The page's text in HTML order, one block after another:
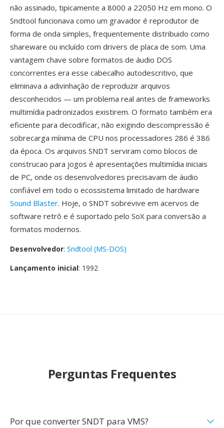
não assinado, tipicamente a 8000 a 22050 Hz em mono. O
Sndtool funcionava como um gravador é reprodutor de
forma de onda simples, frequentemente distribuido como
shareware ou incluído com drivers de placa de som. Uma
vantagem chave sobre formatos de áudio DOS
concorrentes era esse cabecalho autodescritivo, que
eliminava a adivinhação de reproduzir arquivos
desconhecidos — um problema real antes de frameworks
multimídia padronizados existirem. O formato também era
eficiente para decodificar, não exigindo descompressão é
sobrecarga mínima de CPU nos processadores 286 é 386
da época. Os arquivos SNDT serviram como blocos de
construcao para jogos é apresentações multimídia iniciais
de PC, onde os desenvolvedores precisavam de áudio
confiável em todo o ecossistema limitado de hardware
Sound Blaster. Hoje, o SNDT sobrevive em acervos de
software retrô e é suportado pelo SoX para conversão a
formatos modernos.
Desenvolvedor: Sndtool (MS-DOS)
Lançamento inicial: 1992
Perguntas Frequentes
Por que converter SNDT para VMS?